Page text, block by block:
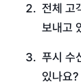
전체 고
보내고
푸시 수
있나요?